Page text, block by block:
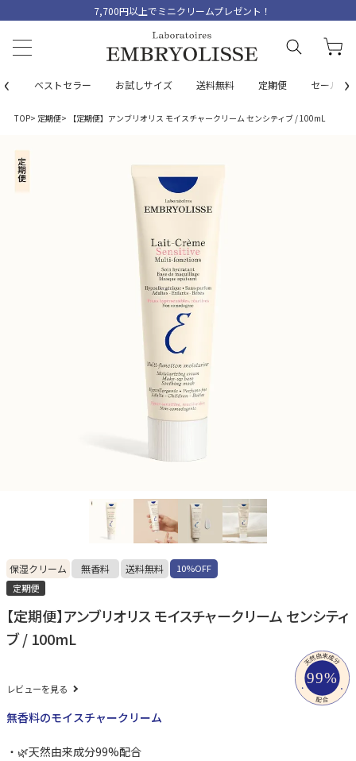
7,700円以上でミニクリームプレゼント！
‹ ベストセラー お試しサイズ 送料無料 定期便 セール ›
TOP 定期便 【定期便】アンブリオリス モイスチャークリーム センシティブ / 100mL
保湿クリーム 無香料 送料無料
10%OFF
定期便
【定期便】アンブリオリス モイスチャークリーム センシティ
ブ / 100mL
レビューを見る
無香料のモイスチャークリーム
🌿天然由来成分99%配合